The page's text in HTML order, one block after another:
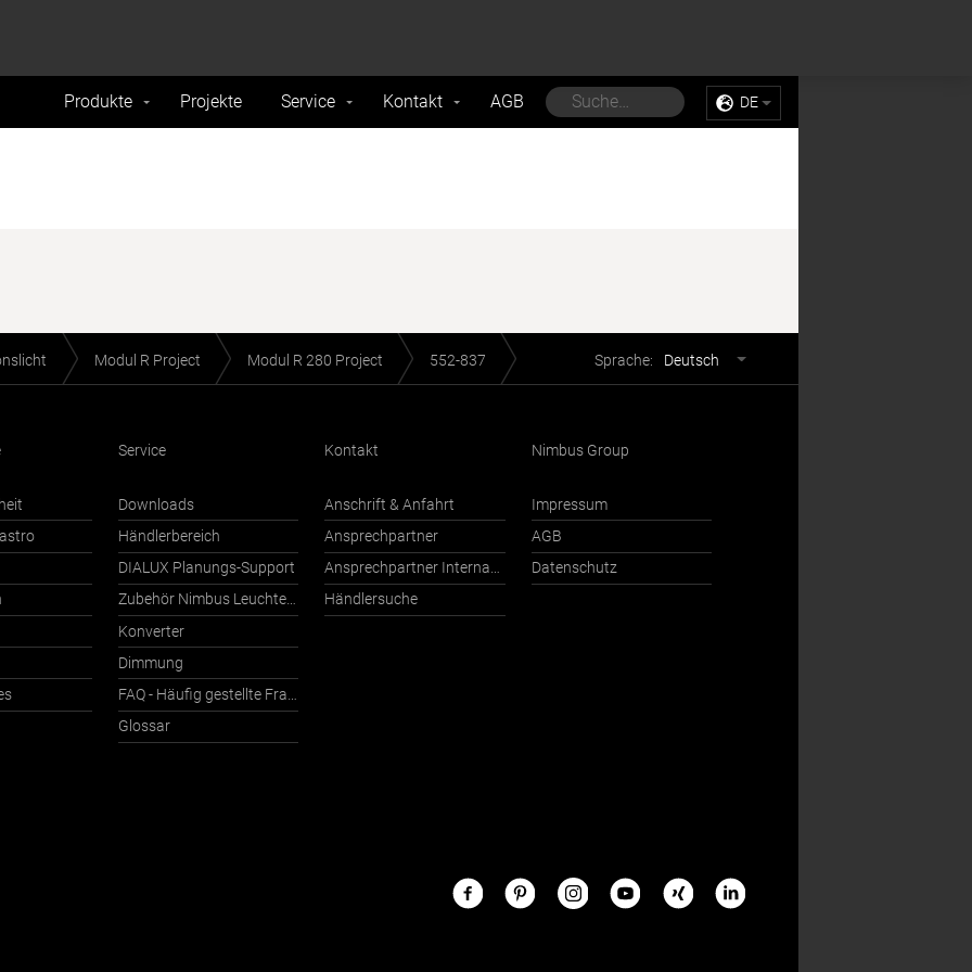
Produkte Projekte Service Kontakt AGB DE
Modul R Project Modul R 280 Project 552-837 Sprache: Deutsch
Service
Downloads
Händlerbereich
DIALUX Planungs-Support
Zubehör Nimbus Leuchten mit Häfele Connect
Konverter
Dimmung
FAQ - Häufig gestellte Fragen
Glossar
Kontakt
Anschrift & Anfahrt
Ansprechpartner
Ansprechpartner International
Händlersuche
Nimbus Group
Impressum
AGB
Datenschutz
Nimbus